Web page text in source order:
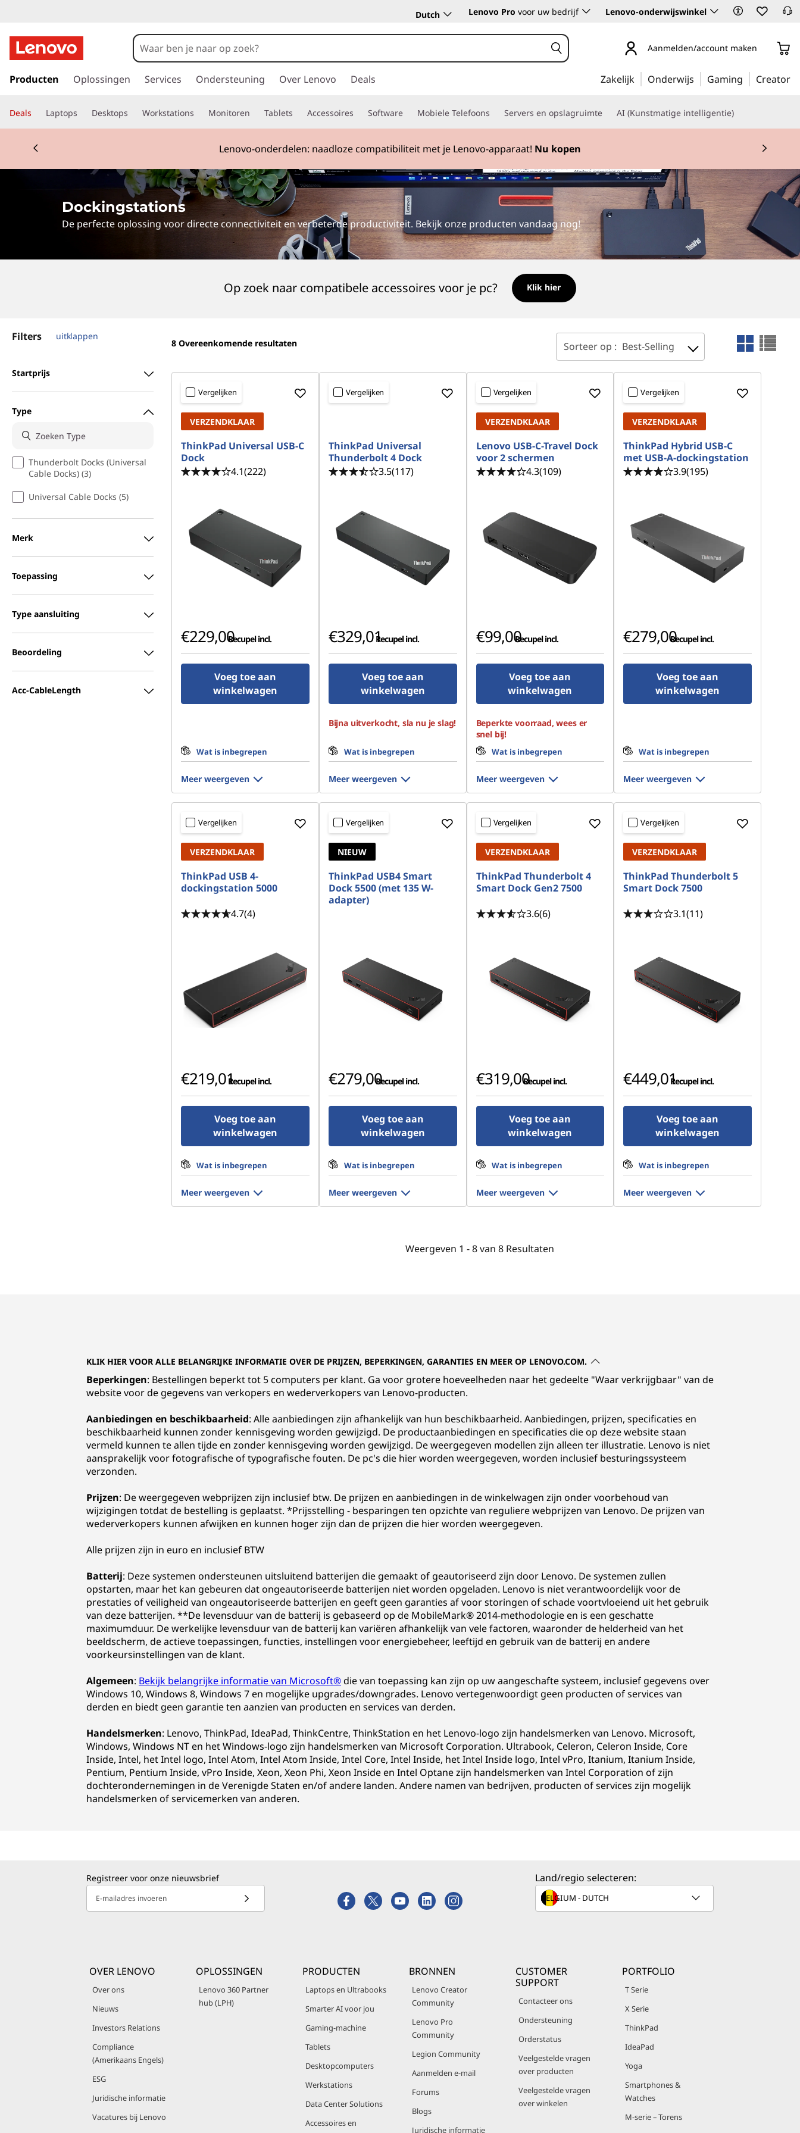
Dutch Lenovo Pro voor uw bedrijf Lenovo-onderwijswinkel
a
a
r
h
h
Aanmelden/account maken
Producten Oplossingen Services Ondersteuning Over Lenovo Deals Zakelijk Onderwijs Gaming Creator
Deals Laptops Desktops Workstations Monitoren Tablets Accessoires Software Mobiele Telefoons Servers en opslagruimte AI (Kunstmatige intelligentie)
Lenovo-onderdelen: naadloze compatibiliteit met je Lenovo-apparaat! Nu kopen
Dockingstations
De perfecte oplossing voor directe connectiviteit en verbeterde productiviteit. Bekijk onze producten vandaag nog!
Op zoek naar compatibele accessoires voor je pc? Klik hier
Filters uitklappen
Startprijs
Type
Thunderbolt Docks (Universal
Cable Docks) (3)
Universal Cable Docks (5)
Merk
Toepassing
Type aansluiting
Beoordeling
Acc-CableLength
8 Overeenkomende resultaten Sorteer op : Best-Selling
Vergelijken
VERZENDKLAAR
ThinkPad Universal USB-C
Dock
4.1(222)
€229,00Recupel incl.
Voeg toe aan
winkelwagen
Wat is inbegrepen
Meer weergeven
Vergelijken
ThinkPad Universal
Thunderbolt 4 Dock
3.5(117)
€329,01Recupel incl.
Voeg toe aan
winkelwagen
Bijna uitverkocht, sla nu je slag!
Wat is inbegrepen
Meer weergeven
Vergelijken
VERZENDKLAAR
Lenovo USB-C-Travel Dock
voor 2 schermen
4.3(109)
€99,00Recupel incl.
Voeg toe aan
winkelwagen
Beperkte voorraad, wees er
snel bij!
Wat is inbegrepen
Meer weergeven
Vergelijken
VERZENDKLAAR
ThinkPad Hybrid USB-C
met USB-A-dockingstation
3.9(195)
€279,00Recupel incl.
Voeg toe aan
winkelwagen
Wat is inbegrepen
Meer weergeven
Vergelijken
VERZENDKLAAR
ThinkPad USB 4-
dockingstation 5000
4.7(4)
€219,01Recupel incl.
Voeg toe aan
winkelwagen
Wat is inbegrepen
Meer weergeven
Vergelijken
NIEUW
ThinkPad USB4 Smart
Dock 5500 (met 135 W-
adapter)
€279,00Recupel incl.
Voeg toe aan
winkelwagen
Wat is inbegrepen
Meer weergeven
Vergelijken
VERZENDKLAAR
ThinkPad Thunderbolt 4
Smart Dock Gen2 7500
3.6(6)
€319,00Recupel incl.
Voeg toe aan
winkelwagen
Wat is inbegrepen
Meer weergeven
Vergelijken
VERZENDKLAAR
ThinkPad Thunderbolt 5
Smart Dock 7500
3.1(11)
€449,01Recupel incl.
Voeg toe aan
winkelwagen
Wat is inbegrepen
Meer weergeven
Weergeven 1 -8van 8 Resultaten
KLIK HIER VOOR ALLE BELANGRIJKE INFORMATIE OVER DE PRIJZEN, BEPERKINGEN, GARANTIES EN MEER OP LENOVO.COM.
Beperkingen: Bestellingen beperkt tot 5 computers per klant. Ga voor grotere hoeveelheden naar het gedeelte "Waar verkrijgbaar" van de
website voor de gegevens van verkopers en wederverkopers van Lenovo-producten.
Aanbiedingen en beschikbaarheid: Alle aanbiedingen zijn afhankelijk van hun beschikbaarheid. Aanbiedingen, prijzen, specificaties en
beschikbaarheid kunnen zonder kennisgeving worden gewijzigd. De productaanbiedingen en specificaties die op deze website staan
vermeld kunnen te allen tijde en zonder kennisgeving worden gewijzigd. De weergegeven modellen zijn alleen ter illustratie. Lenovo is niet
aansprakelijk voor fotografische of typografische fouten. De pc's die hier worden weergegeven, worden inclusief besturingssysteem
verzonden.
Prijzen: De weergegeven webprijzen zijn inclusief btw. De prijzen en aanbiedingen in de winkelwagen zijn onder voorbehoud van
wijzigingen totdat de bestelling is geplaatst. *Prijsstelling - besparingen ten opzichte van reguliere webprijzen van Lenovo. De prijzen van
wederverkopers kunnen afwijken en kunnen hoger zijn dan de prijzen die hier worden weergegeven.
Alle prijzen zijn in euro en inclusief BTW
Batterij: Deze systemen ondersteunen uitsluitend batterijen die gemaakt of geautoriseerd zijn door Lenovo. De systemen zullen
opstarten, maar het kan gebeuren dat ongeautoriseerde batterijen niet worden opgeladen. Lenovo is niet verantwoordelijk voor de
prestaties of veiligheid van ongeautoriseerde batterijen en geeft geen garanties af voor storingen of schade voortvloeiend uit het gebruik
van deze batterijen. **De levensduur van de batterij is gebaseerd op de MobileMark® 2014-methodologie en is een geschatte
maximumduur. De werkelijke levensduur van de batterij kan variëren afhankelijk van vele factoren, waaronder de helderheid van het
beeldscherm, de actieve toepassingen, functies, instellingen voor energiebeheer, leeftijd en gebruik van de batterij en andere
voorkeursinstellingen van de klant.
Algemeen: Bekijk belangrijke informatie van Microsoft®die van toepassing kan zijn op uw aangeschafte systeem, inclusief gegevens over
Windows 10, Windows 8, Windows 7 en mogelijke upgrades/downgrades. Lenovo vertegenwoordigt geen producten of services van
derden en biedt geen garantie ten aanzien van producten en services van derden.
Handelsmerken: Lenovo, ThinkPad, IdeaPad, ThinkCentre, ThinkStation en het Lenovo-logo zijn handelsmerken van Lenovo. Microsoft,
Windows, Windows NT en het Windows-logo zijn handelsmerken van Microsoft Corporation. Ultrabook, Celeron, Celeron Inside, Core
Inside, Intel, het Intel logo, Intel Atom, Intel Atom Inside, Intel Core, Intel Inside, het Intel Inside logo, Intel vPro, Itanium, Itanium Inside,
Pentium, Pentium Inside, vPro Inside, Xeon, Xeon Phi, Xeon Inside en Intel Optane zijn handelsmerken van Intel Corporation of zijn
dochterondernemingen in de Verenigde Staten en/of andere landen. Andere namen van bedrijven, producten of services zijn mogelijk
handelsmerken of servicemerken van anderen.
Registreer voor onze nieuwsbrief
E-mailadres invoeren
Land/regio selecteren:
OVER LENOVO
Over ons
Nieuws
Investors Relations
Compliance
(Amerikaans Engels)
ESG
Juridische informatie
Vacatures bij Lenovo
OPLOSSINGEN
Lenovo 360 Partner
hub (LPH)
PRODUCTEN
Laptops en Ultrabooks
Smarter AI voor jou
Gaming-machine
Tablets
Desktopcomputers
Werkstations
Data Center Solutions
Accessoires en
BRONNEN
Lenovo Creator
Community
Lenovo Pro
Community
Legion Community
Aanmelden e-mail
Forums
Blogs
Juridische informatie
CUSTOMER
SUPPORT
Contacteer ons
Ondersteuning
Orderstatus
Veelgestelde vragen
over producten
Veelgestelde vragen
over winkelen
PORTFOLIO
T Serie
X Serie
ThinkPad
IdeaPad
Yoga
Smartphones &
Watches
M-serie – Torens